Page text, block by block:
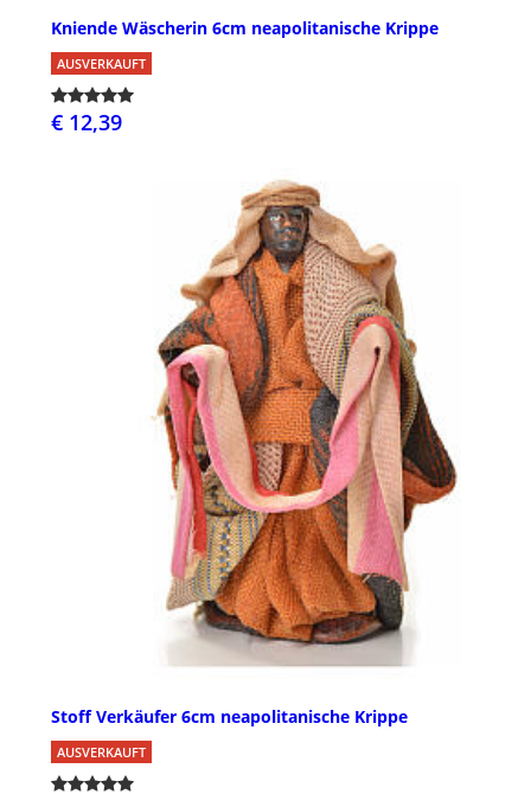
Kniende Wäscherin 6cm neapolitanische Krippe
AUSVERKAUFT
€ 12,39
Stoff Verkäufer 6cm neapolitanische Krippe
AUSVERKAUFT